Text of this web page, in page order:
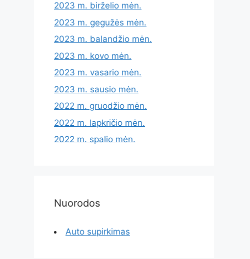
2023 m. birželio mėn.
2023 m. gegužės mėn.
2023 m. balandžio mėn.
2023 m. kovo mėn.
2023 m. vasario mėn.
2023 m. sausio mėn.
2022 m. gruodžio mėn.
2022 m. lapkričio mėn.
2022 m. spalio mėn.
Nuorodos
Auto supirkimas